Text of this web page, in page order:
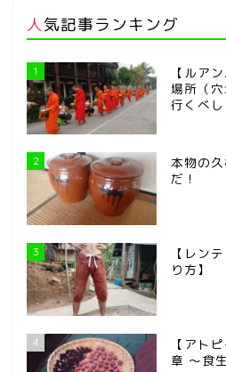
人気記事ランキング
1
【ルア
場所（
行くべし
2
本物の
だ！
3
【レン
り方】
4
【アト
章 ～食